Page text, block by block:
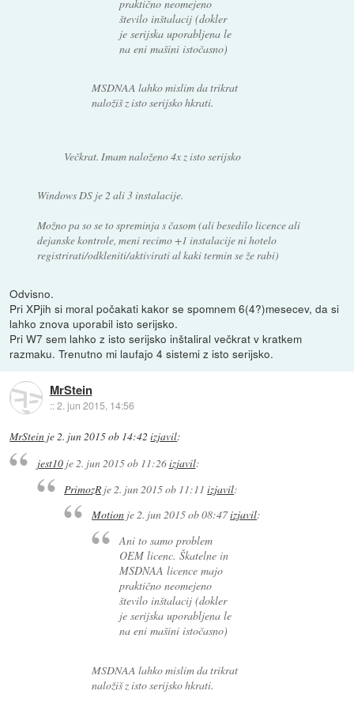
praktično neomejeno
število inštalacij (dokler
je serijska uporabljena le
na eni mašini istočasno)
MSDNAA lahko mislim da trikrat
naložiš z isto serijsko hkrati.
Večkrat. Imam naloženo 4x z isto serijsko
Windows DS je 2 ali 3 instalacije.
Možno pa so se to spreminja s časom (ali besedilo licence ali
dejanske kontrole, meni recimo +1 instalacije ni hotelo
registrirati/odkleniti/aktivirati al kaki termin se že rabi)
Odvisno.
Pri XPjih si moral počakati kakor se spomnem 6(4?)mesecev, da si
lahko znova uporabil isto serijsko.
Pri W7 sem lahko z isto serijsko inštaliral večkrat v kratkem
razmaku. Trenutno mi laufajo 4 sistemi z isto serijsko.
MrStein
::2. jun 2015, 14:56
MrStein je2. jun 2015 ob 14:42 izjavil:
jest10je2. jun 2015 ob 11:26izjavil:
PrimozR je 2. jun 2015 ob 11:11 izjavil:
Motionje2. jun 2015 ob 08:47izjavil:
Ani to samo problem
OEM licenc. Škatelne in
MSDNAA licence majo
praktično neomejeno
število inštalacij (dokler
je serijska uporabljena le
na eni mašini istočasno)
MSDNAA lahko mislim da trikrat
naložiš z isto serijsko hkrati.